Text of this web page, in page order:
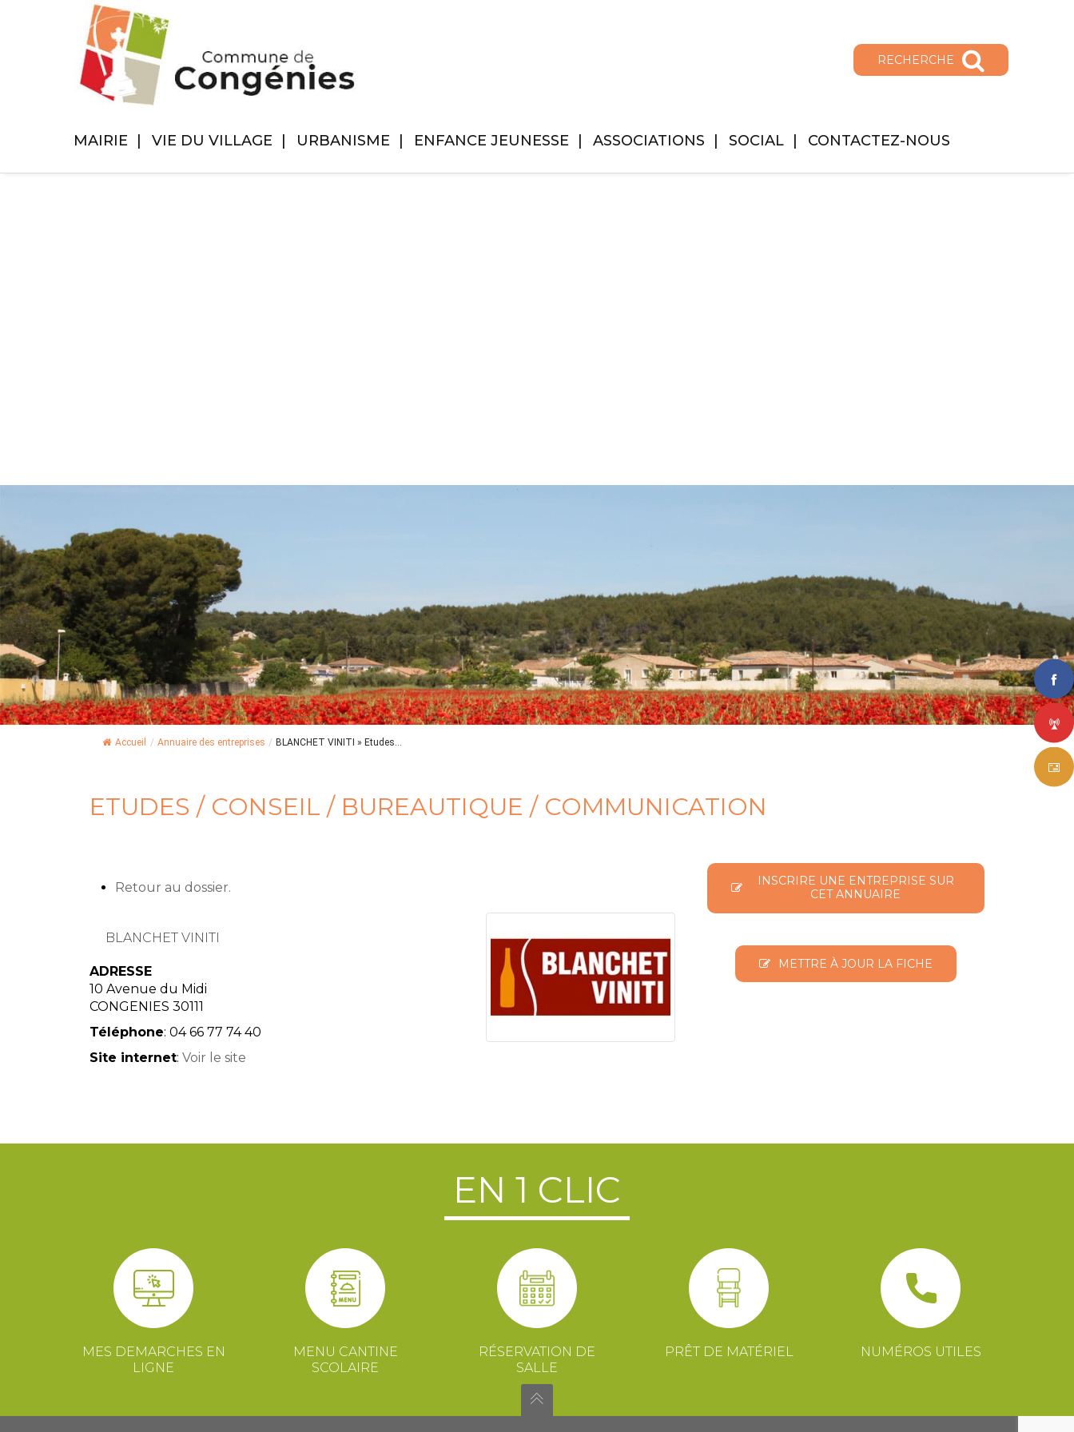
RECHERCHE
MAIRIE VIE DU VILLAGE URBANISME ENFANCE JEUNESSE ASSOCIATIONS SOCIAL CONTACTEZ-NOUS
Accueil / Annuaire des entreprises / BLANCHET VINITI » Etudes...
ETUDES / CONSEIL / BUREAUTIQUE / COMMUNICATION
Retour au dossier.
BLANCHET VINITI
ADRESSE
10 Avenue du Midi
CONGENIES 30111
Téléphone: 04 66 77 74 40
Site internet: Voir le site
INSCRIRE UNE ENTREPRISE SUR
CET ANNUAIRE
METTRE À JOUR LA FICHE
EN 1 CLIC
MES DEMARCHES EN
LIGNE
MENU CANTINE
SCOLAIRE
RÉSERVATION DE
SALLE
PRÊT DE MATÉRIEL NUMÉROS UTILES